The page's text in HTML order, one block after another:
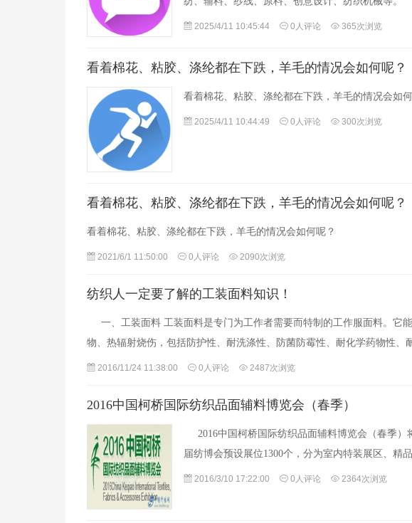
2025/4/11 10:45:44 0人评论 365次浏览
看着棉花、粘胶、涤纶都在下跌，羊毛的情况会如何呢？
看着棉花、粘胶、涤纶都在下跌，羊毛的情况会如
2025/4/11 10:44:49 0人评论 300次浏览
看着棉花、粘胶、涤纶都在下跌，羊毛的情况会如何呢？
看着棉花、粘胶、涤纶都在下跌，羊毛的情况会如何呢？
2021/6/1 11:50:00 0人评论 2090次浏览
纺织人一定要了解的工装面料知识！
一、工装面料 工装面料是专门为工作者需要而特制的工作服面料。它
物、热辐射烧伤，包括防护性、耐洗涤性、防菌防霉性、耐化学药物性、
2016/11/24 11:38:00 0人评论 2487次浏览
2016中国柯桥国际纺织品面辅料博览会（春季）
2016中国柯桥国际纺织品面辅料博览会（春季）
届纺博会预设展位1300个，分为室内特装展区、精
2016/3/10 17:22:00 0人评论 2364次浏览